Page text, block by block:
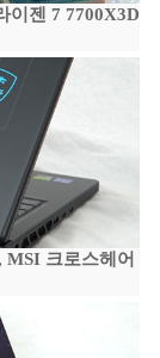
이젠 7 7700X3D
크로스헤어